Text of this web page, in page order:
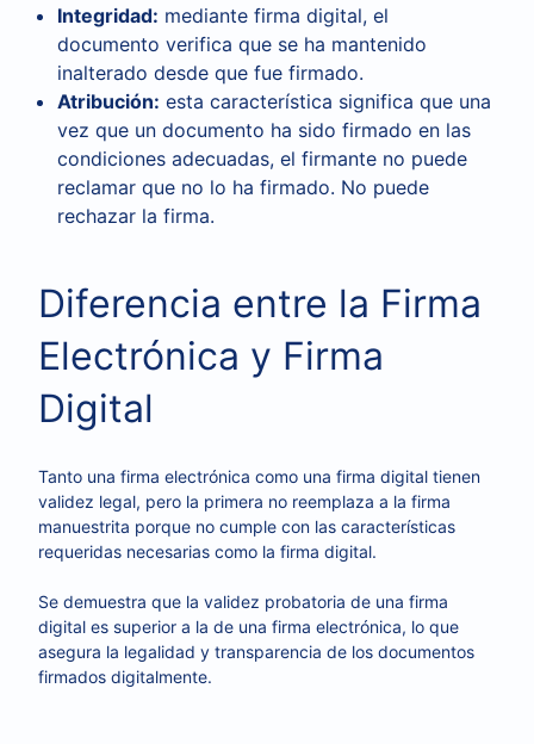
Integridad: mediante firma digital, el
documento verifica que se ha mantenido
inalterado desde que fue firmado.
Atribución: esta característica significa que una
vez que un documento ha sido firmado en las
condiciones adecuadas, el firmante no puede
reclamar que no lo ha firmado. No puede
rechazar la firma.
Diferencia entre la Firma
Electrónica y Firma
Digital
Tanto una firma electrónica como una firma digital tienen
validez legal, pero la primera no reemplaza a la firma
manuestrita porque no cumple con las características
requeridas necesarias como la firma digital.
Se demuestra que la validez probatoria de una firma
digital es superior a la de una firma electrónica, lo que
asegura la legalidad y transparencia de los documentos
firmados digitalmente.